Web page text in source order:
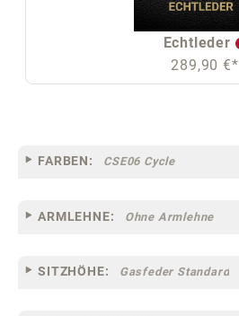
Echtleder
289,90 €*
FARBEN: CSE06 Cycle
ARMLEHNE: Ohne Armlehne
SITZHÖHE: Gasfeder Standard